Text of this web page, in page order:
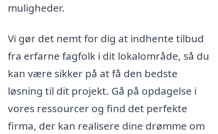
muligheder.
Vi gør det nemt for dig at indhente tilbud
fra erfarne fagfolk i dit lokalområde, så du
kan være sikker på at få den bedste
løsning til dit projekt. Gå på opdagelse i
vores ressourcer og find det perfekte
firma, der kan realisere dine drømme om